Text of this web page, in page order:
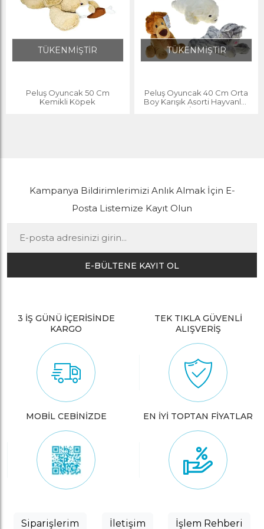
TÜKENMİŞTİR
Peluş Oyuncak 50 Cm
Kemikli Köpek
TÜKENMİŞTİR
Peluş Oyuncak 40 Cm Orta
Boy Karışık Asorti Hayvanlar
Bcİ-2000
Kampanya Bildirimlerimizi Anlık Almak İçin E-
Posta Listemize Kayıt Olun
E-BÜLTENE KAYIT OL
3 İŞ GÜNÜ İÇERİSİNDE
KARGO
TEK TIKLA GÜVENLİ
ALIŞVERİŞ
MOBİL CEBİNİZDE EN İYİ TOPTAN FİYATLAR
Siparişlerim İletişim İşlem Rehberi